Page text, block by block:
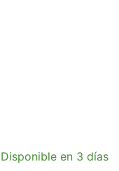
Disponible en 3 días